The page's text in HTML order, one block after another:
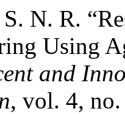
N. R.
Using
and
, vol. 4,